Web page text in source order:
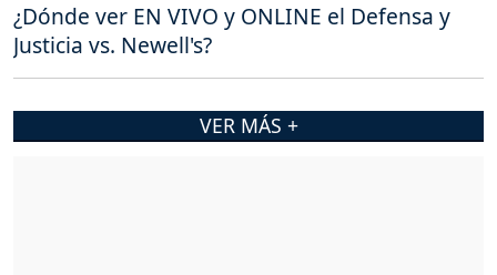
¿Dónde ver EN VIVO y ONLINE el Defensa y
Justicia vs. Newell's?
VER MÁS +